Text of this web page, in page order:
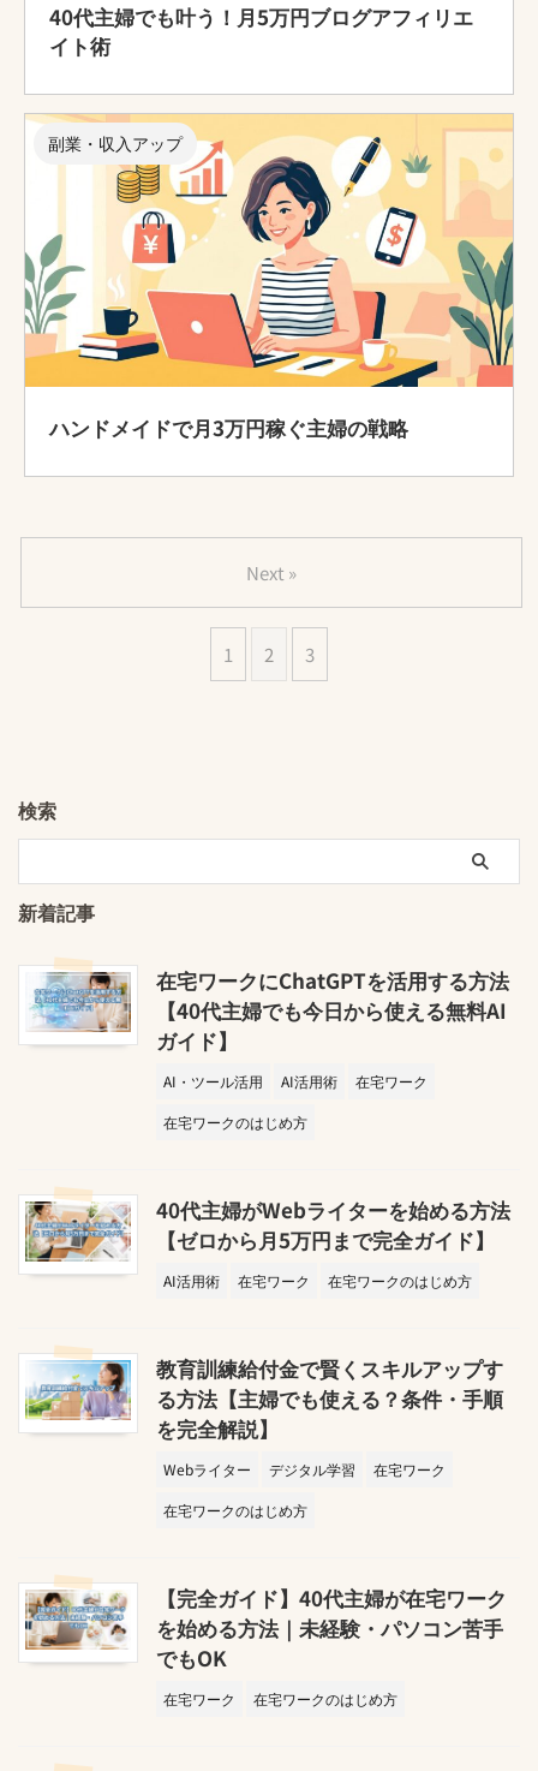
40代主婦でも叶う！月5万円ブログアフィリエ
イト術
副業・収入アップ
ハンドメイドで月3万円稼ぐ主婦の戦略
1 2 3
Next »
検索
新着記事
在宅ワークにChatGPTを活用する方法
【40代主婦でも今日から使える無料AI
ガイド】
AI・ツール活用 AI活用術
在宅ワーク
在宅ワークのはじめ方
40代主婦がWebライターを始める方法
【ゼロから月5万円まで完全ガイド】
AI活用術 在宅ワーク 在宅ワークのはじめ方
教育訓練給付金で賢くスキルアップす
る方法【主婦でも使える？条件・手順
を完全解説】
Webライター デジタル学習
在宅ワーク
在宅ワークのはじめ方
【完全ガイド】40代主婦が在宅ワーク
を始める方法｜未経験・パソコン苦手
でもOK
在宅ワーク 在宅ワークのはじめ方